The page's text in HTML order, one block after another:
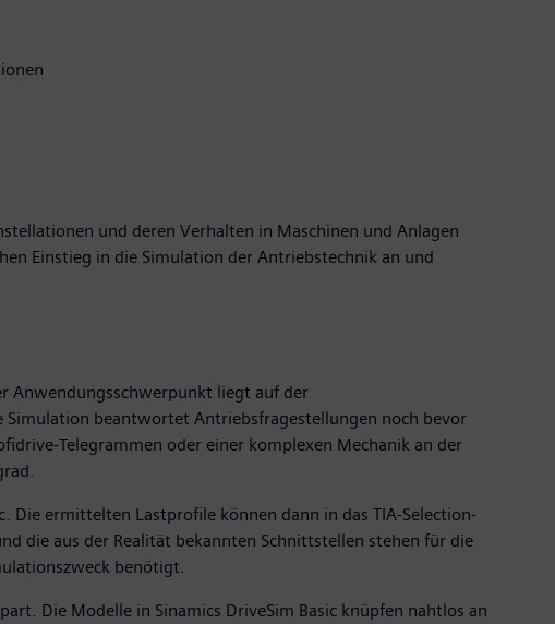
und deren Verhalten in Maschinen und Anlagen
Einstieg in die Simulation der Antriebstechnik an und
Anwendungsschwerpunkt liegt auf der
beantwortet Antriebsfragestellungen noch bevor
Telegrammen oder einer komplexen Mechanik an der
Die ermittelten Lastprofile können dann in das TIA-Selection-
die aus der Realität bekannten Schnittstellen stehen für die
benötigt.
Die Modelle in Sinamics DriveSim Basic knüpfen nahtlos an